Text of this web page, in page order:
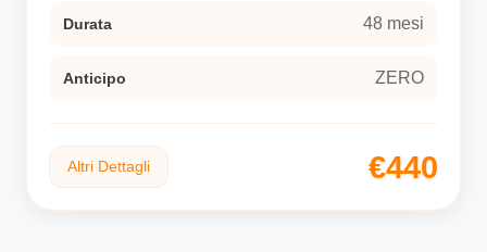
Durata 48 mesi
Anticipo ZERO
Altri Dettagli €440